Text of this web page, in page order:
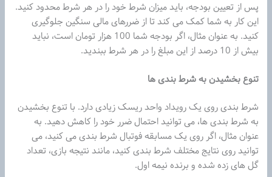
پس از تعیین بودجه، باید میزان شرط خود را در هر شرط محدود کنید.
این کار به شما کمک می کند تا از ضررهای مالی سنگین جلوگیری
کنید. به عنوان مثال، اگر بودجه شما 100 هزار تومان است، نباید
بیش از 10 درصد از این مبلغ را در هر شرط ببندید.
تنوع بخشیدن به شرط بندی ها
شرط بندی روی یک رویداد واحد ریسک زیادی دارد. با تنوع بخشیدن
به شرط بندی ها، می توانید احتمال ضرر خود را کاهش دهید. به
عنوان مثال، اگر روی یک مسابقه فوتبال شرط بندی می کنید، می
توانید روی نتایج مختلف شرط بندی کنید، مانند نتیجه بازی، تعداد
گل های زده شده و برنده نیمه اول.